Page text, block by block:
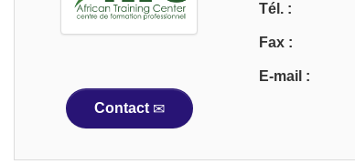
Contact
Tél. :
Fax :
E-mail :